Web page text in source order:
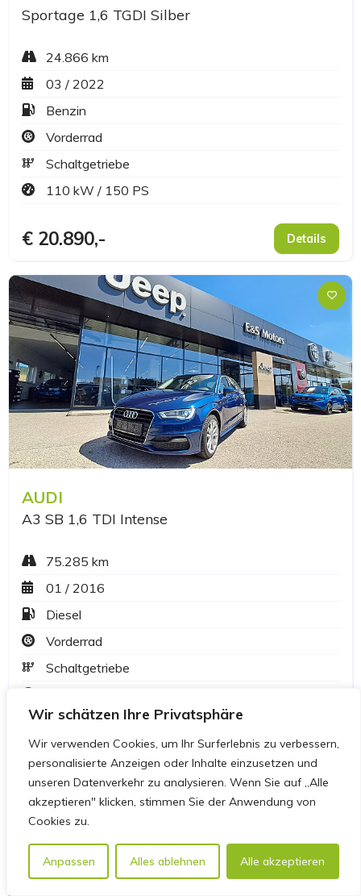
Wir schätzen Ihre Privatsphäre
Wir verwenden Cookies, um Ihr Surferlebnis zu verbessern,
personalisierte Anzeigen oder Inhalte einzusetzen und
unseren Datenverkehr zu analysieren. Wenn Sie auf „Alle
akzeptieren" klicken, stimmen Sie der Anwendung von
Cookies zu.
Anpassen Alles ablehnen Alle akzeptieren